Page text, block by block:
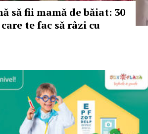
să fii mamă de băiat: 30
te fac să râzi cu